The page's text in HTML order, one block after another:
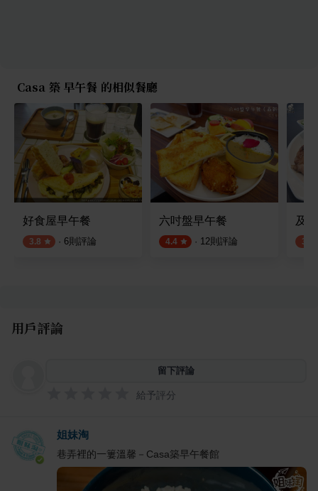
Casa 築 早午餐 的相似餐廳
好食屋早午餐
3.8 · 6則評論
六吋盤早午餐
4.4 · 12則評論
及
3.5
用戶評論
留下評論
給予評分
姐妹淘
巷弄裡的一簍溫馨－Casa築早午餐館